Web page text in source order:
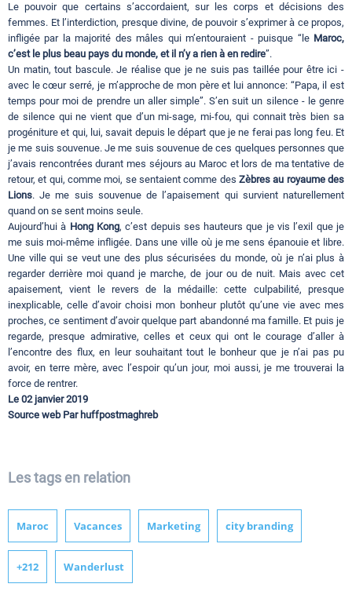
Le pouvoir que certains s’accordaient, sur les corps et décisions des
femmes. Et l’interdiction, presque divine, de pouvoir s’exprimer à ce propos,
infligée par la majorité des mâles qui m’entouraient - puisque “le Maroc,
c’est le plus beau pays du monde, et il n’y a rien à en redire”.
Un matin, tout bascule. Je réalise que je ne suis pas taillée pour être ici -
avec le cœur serré, je m’approche de mon père et lui annonce: “Papa, il est
temps pour moi de prendre un aller simple”. S’en suit un silence - le genre
de silence qui ne vient que d’un mi-sage, mi-fou, qui connait très bien sa
progéniture et qui, lui, savait depuis le départ que je ne ferai pas long feu. Et
je me suis souvenue. Je me suis souvenue de ces quelques personnes que
j’avais rencontrées durant mes séjours au Maroc et lors de ma tentative de
retour, et qui, comme moi, se sentaient comme des Zèbres au royaume des
Lions. Je me suis souvenue de l’apaisement qui survient naturellement
quand on se sent moins seule.
Aujourd’hui à Hong Kong, c’est depuis ses hauteurs que je vis l’exil que je
me suis moi-même infligée. Dans une ville où je me sens épanouie et libre.
Une ville qui se veut une des plus sécurisées du monde, où je n’ai plus à
regarder derrière moi quand je marche, de jour ou de nuit. Mais avec cet
apaisement, vient le revers de la médaille: cette culpabilité, presque
inexplicable, celle d’avoir choisi mon bonheur plutôt qu’une vie avec mes
proches, ce sentiment d’avoir quelque part abandonné ma famille. Et puis je
regarde, presque admirative, celles et ceux qui ont le courage d’aller à
l’encontre des flux, en leur souhaitant tout le bonheur que je n’ai pas pu
avoir, en terre mère, avec l’espoir qu’un jour, moi aussi, je me trouverai la
force de rentrer.
Le 02 janvier 2019
Source web Par huffpostmaghreb
Les tags en relation
Maroc Vacances Marketing city branding
+212 Wanderlust